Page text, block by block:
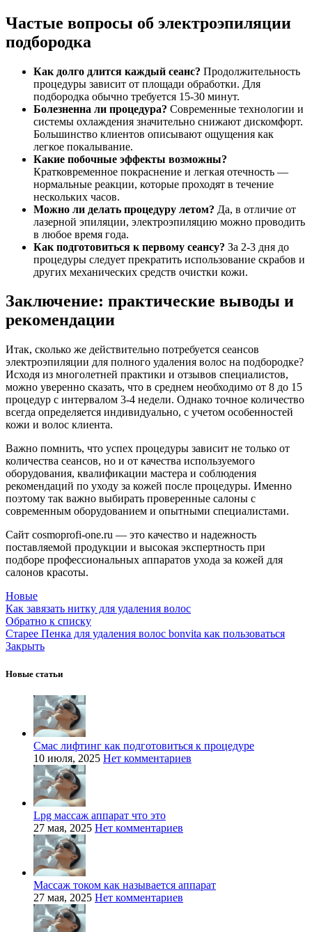
Частые вопросы об электроэпиляции
подбородка
Как долго длится каждый сеанс? Продолжительность
процедуры зависит от площади обработки. Для
подбородка обычно требуется 15-30 минут.
Болезненна ли процедура? Современные технологии и
системы охлаждения значительно снижают дискомфорт.
Большинство клиентов описывают ощущения как
легкое покалывание.
Какие побочные эффекты возможны?
Кратковременное покраснение и легкая отечность —
нормальные реакции, которые проходят в течение
нескольких часов.
Можно ли делать процедуру летом? Да, в отличие от
лазерной эпиляции, электроэпиляцию можно проводить
в любое время года.
Как подготовиться к первому сеансу? За 2-3 дня до
процедуры следует прекратить использование скрабов и
других механических средств очистки кожи.
Заключение: практические выводы и
рекомендации
Итак, сколько же действительно потребуется сеансов
электроэпиляции для полного удаления волос на подбородке?
Исходя из многолетней практики и отзывов специалистов,
можно уверенно сказать, что в среднем необходимо от 8 до 15
процедур с интервалом 3-4 недели. Однако точное количество
всегда определяется индивидуально, с учетом особенностей
кожи и волос клиента.
Важно помнить, что успех процедуры зависит не только от
количества сеансов, но и от качества используемого
оборудования, квалификации мастера и соблюдения
рекомендаций по уходу за кожей после процедуры. Именно
поэтому так важно выбирать проверенные салоны с
современным оборудованием и опытными специалистами.
Сайт cosmoprofi-one.ru — это качество и надежность
поставляемой продукции и высокая экспертность при
подборе профессиональных аппаратов ухода за кожей для
салонов красоты.
Новые
Как завязать нитку для удаления волос
Обратно к списку
Старее Пенка для удаления волос bonvita как пользоваться
Закрыть
Новые статьи
Смас лифтинг как подготовиться к процедуре
10 июля, 2025 Нет комментариев
Lpg массаж аппарат что это
27 мая, 2025 Нет комментариев
Массаж током как называется аппарат
27 мая, 2025 Нет комментариев